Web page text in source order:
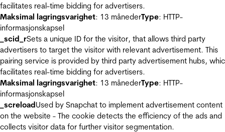
facilitates real-time bidding for advertisers.
Maksimal lagringsvarighet: 13 månederType: HTTP-
informasjonskapsel
_scid_rSets a unique ID for the visitor, that allows third party
advertisers to target the visitor with relevant advertisement. This
pairing service is provided by third party advertisement hubs,
facilitates real-time bidding for advertisers.
Maksimal lagringsvarighet: 13 månederType: HTTP-
informasjonskapsel
_screloadUsed by Snapchat to implement advertisement content
on the website - The cookie detects the efficiency of the ads and
collects visitor data for further visitor segmentation.